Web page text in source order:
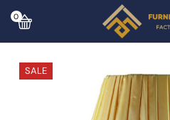
0
SALE